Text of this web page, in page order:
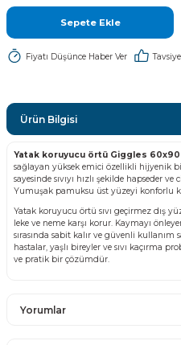
Sepete Ekle
Fiyatı Düşünce Haber Ver
Ürün Bilgisi
Yatak koruyucu örtü Giggles 60x90
sağlayan yüksek emici özellikli hijyenik
sayesinde sıvıyı hızlı şekilde hapseder
Yumuşak pamuksu üst yüzeyi konforlu
Yatak koruyucu örtü sıvı geçirmez dış
leke ve neme karşı korur. Kaymayı
sırasında sabit kalır ve güvenli
hastalar, yaşlı bireyler ve sıvı kaçırma
ve pratik bir çözümdür.
Yorumlar